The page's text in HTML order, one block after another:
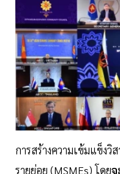
การสร้างความเข้มแข็ง
รายย่อย (MSMEs) โดย